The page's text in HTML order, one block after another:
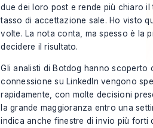
due dei loro post e rende più chiaro
tasso di accettazione sale. Ho visto
volte. La nota conta, ma spesso è la
decidere il risultato.
Gli analisti di Botdog hanno scoperto
connessione su LinkedIn vengono
rapidamente, con molte decisioni
la grande maggioranza entro una
indica anche finestre di invio più forti